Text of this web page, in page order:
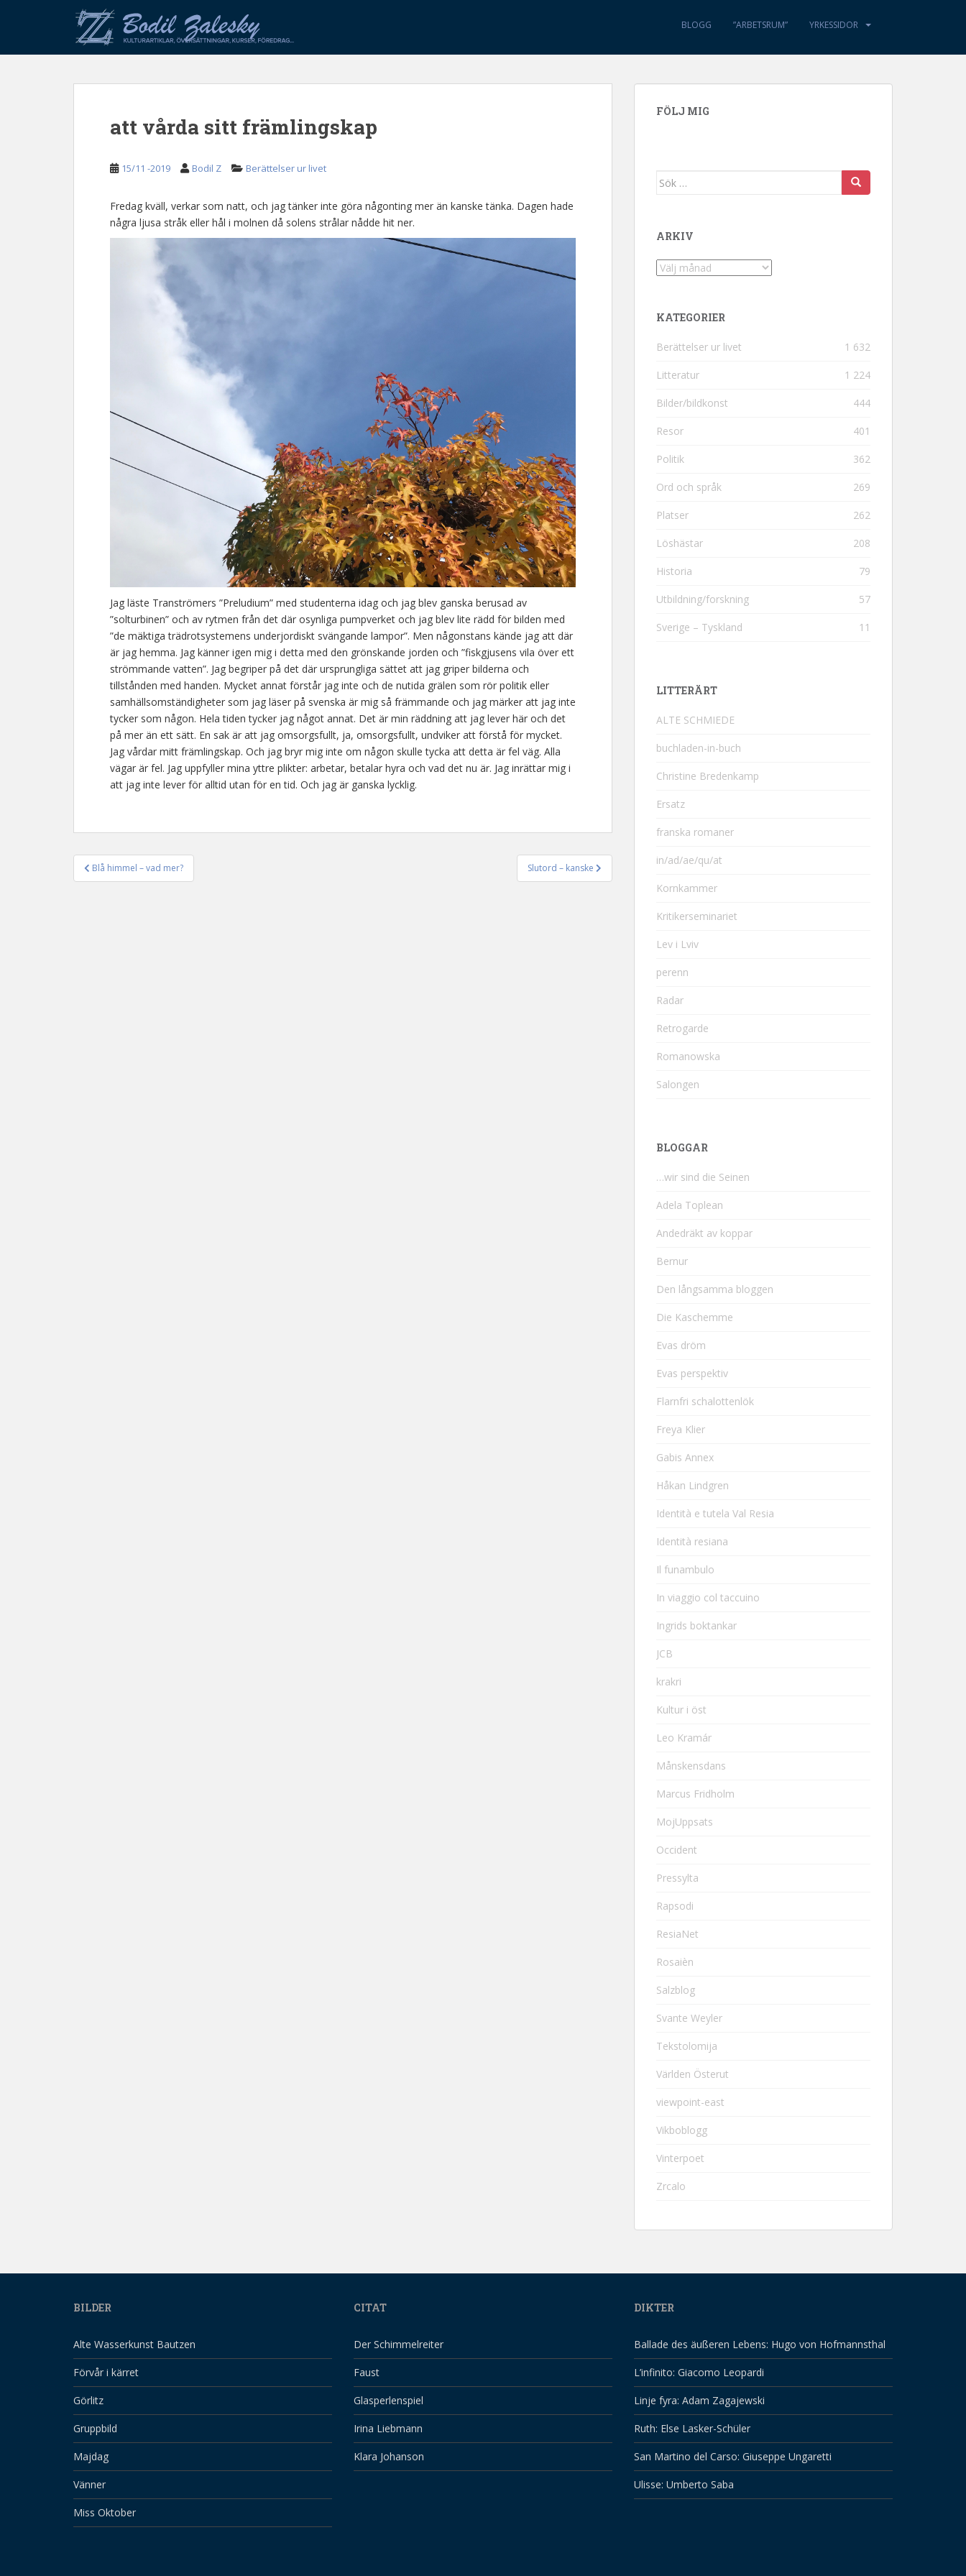
p
BLOGG ”ARBETSRUM” YRKESSIDOR
att vårda sitt främlingskap
15/11 -2019 Bodil Z Berättelser ur livet
Fredag kväll, verkar som natt, och jag tänker inte göra någonting mer än kanske tänka. Dagen hade
några ljusa stråk eller hål i molnen då solens strålar nådde hit ner.
Jag läste Tranströmers ”Preludium” med studenterna idag och jag blev ganska berusad av
”solturbinen” och av rytmen från det där osynliga pumpverket och jag blev lite rädd för bilden med
”de mäktiga trädrotsystemens underjordiskt svängande lampor”. Men någonstans kände jag att där
är jag hemma. Jag känner igen mig i detta med den grönskande jorden och ”fiskgjusens vila över ett
strömmande vatten”. Jag begriper på det där ursprungliga sättet att jag griper bilderna och
tillstånden med handen. Mycket annat förstår jag inte och de nutida grälen som rör politik eller
samhällsomständigheter som jag läser på svenska är mig så främmande och jag märker att jag inte
tycker som någon. Hela tiden tycker jag något annat. Det är min räddning att jag lever här och det
på mer än ett sätt. En sak är att jag omsorgsfullt, ja, omsorgsfullt, undviker att förstå för mycket.
Jag vårdar mitt främlingskap. Och jag bryr mig inte om någon skulle tycka att detta är fel väg. Alla
vägar är fel. Jag uppfyller mina yttre plikter: arbetar, betalar hyra och vad det nu är. Jag inrättar mig i
att jag inte lever för alltid utan för en tid. Och jag är ganska lycklig.
Inläggsnavigering
Blå himmel – vad mer? Slutord – kanske
FÖLJ MIG
Sök efter:
ARKIV
Arkiv
KATEGORIER
Berättelser ur livet 1 632
Litteratur 1 224
Bilder/bildkonst 444
Resor 401
Politik 362
Ord och språk 269
Platser 262
Löshästar 208
Historia 79
Utbildning/forskning 57
Sverige – Tyskland 11
LITTERÄRT
ALTE SCHMIEDE
buchladen-in-buch
Christine Bredenkamp
Ersatz
franska romaner
in/ad/ae/qu/at
Kornkammer
Kritikerseminariet
Lev i Lviv
perenn
Radar
Retrogarde
Romanowska
Salongen
BLOGGAR
…wir sind die Seinen
Adela Toplean
Andedräkt av koppar
Bernur
Den långsamma bloggen
Die Kaschemme
Evas dröm
Evas perspektiv
Flarnfri schalottenlök
Freya Klier
Gabis Annex
Håkan Lindgren
Identità e tutela Val Resia
Identità resiana
Il funambulo
In viaggio col taccuino
Ingrids boktankar
JCB
krakri
Kultur i öst
Leo Kramár
Månskensdans
Marcus Fridholm
MojUppsats
Occident
Pressylta
Rapsodi
ResiaNet
Rosaièn
Salzblog
Svante Weyler
Tekstolomija
Världen Österut
viewpoint-east
Vikboblogg
Vinterpoet
Zrcalo
BILDER
Alte Wasserkunst Bautzen
Förvår i kärret
Görlitz
Gruppbild
Majdag
Vänner
Miss Oktober
CITAT
Der Schimmelreiter
Faust
Glasperlenspiel
Irina Liebmann
Klara Johanson
DIKTER
Ballade des äußeren Lebens: Hugo von Hofmannsthal
L’infinito: Giacomo Leopardi
Linje fyra: Adam Zagajewski
Ruth: Else Lasker-Schüler
San Martino del Carso: Giuseppe Ungaretti
Ulisse: Umberto Saba